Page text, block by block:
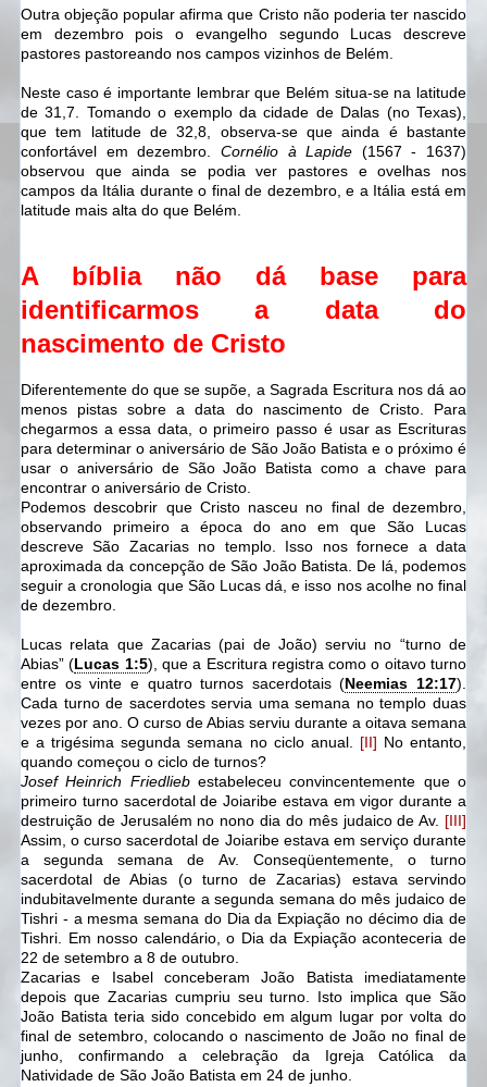
Outra objeção popular afirma que Cristo não poderia ter nascido
em dezembro pois o evangelho segundo Lucas descreve
pastores pastoreando nos campos vizinhos de Belém.
Neste caso é importante lembrar que Belém situa-se na latitude
de 31,7. Tomando o exemplo da cidade de Dalas (no Texas),
que tem latitude de 32,8, observa-se que ainda é bastante
confortável em dezembro. Cornélio à Lapide (1567 - 1637)
observou que ainda se podia ver pastores e ovelhas nos
campos da Itália durante o final de dezembro, e a Itália está em
latitude mais alta do que Belém.
A bíblia não dá base para
identificarmos a data do
nascimento de Cristo
Diferentemente do que se supõe, a Sagrada Escritura nos dá ao
menos pistas sobre a data do nascimento de Cristo. Para
chegarmos a essa data, o primeiro passo é usar as Escrituras
para determinar o aniversário de São João Batista e o próximo é
usar o aniversário de São João Batista como a chave para
encontrar o aniversário de Cristo.
Podemos descobrir que Cristo nasceu no final de dezembro,
observando primeiro a época do ano em que São Lucas
descreve São Zacarias no templo. Isso nos fornece a data
aproximada da concepção de São João Batista. De lá, podemos
seguir a cronologia que São Lucas dá, e isso nos acolhe no final
de dezembro.
Lucas relata que Zacarias (pai de João) serviu no “turno de
Abias” (Lucas 1:5), que a Escritura registra como o oitavo turno
entre os vinte e quatro turnos sacerdotais (Neemias 12:17).
Cada turno de sacerdotes servia uma semana no templo duas
vezes por ano. O curso de Abias serviu durante a oitava semana
e a trigésima segunda semana no ciclo anual. [II] No entanto,
quando começou o ciclo de turnos?
Josef Heinrich Friedliebestabeleceu convincentemente que o
primeiro turno sacerdotal de Joiaribe estava em vigor durante a
destruição de Jerusalém no nono dia do mês judaico de Av. [III]
Assim, o curso sacerdotal de Joiaribe estava em serviço durante
a segunda semana de Av. Conseqüentemente, o turno
sacerdotal de Abias (o turno de Zacarias) estava servindo
indubitavelmente durante a segunda semana do mês judaico de
Tishri - a mesma semana do Dia da Expiação no décimo dia de
Tishri. Em nosso calendário, o Dia da Expiação aconteceria de
22 de setembro a 8 de outubro.
Zacarias e Isabel conceberam João Batista imediatamente
depois que Zacarias cumpriu seu turno. Isto implica que São
João Batista teria sido concebido em algum lugar por volta do
final de setembro, colocando o nascimento de João no final de
junho, confirmando a celebração da Igreja Católica da
Natividade de São João Batista em 24 de junho.